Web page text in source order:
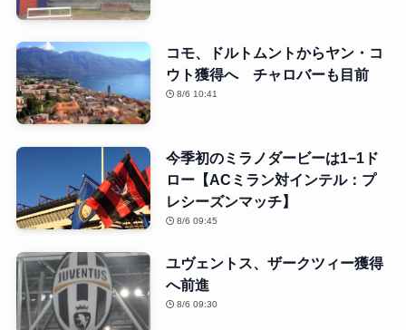
コモ、ドルトムントからヤン・コ
ウト獲得へ チャロバーも目前
8/6 10:41
今季初のミラノダービーは1−1ド
ロー【ACミラン対インテル：プ
レシーズンマッチ】
8/6 09:45
ユヴェントス、ザークツィー獲得
へ前進
8/6 09:30